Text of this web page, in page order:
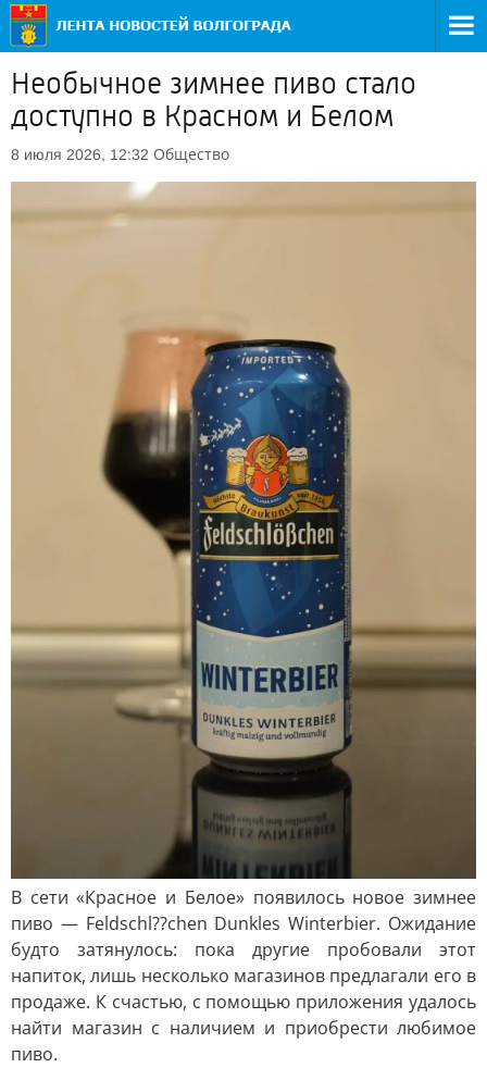
Необычное зимнее пиво стало
доступно в Красном и Белом
8 июля 2026, 12:32 Общество
В сети «Красное и Белое» появилось новое зимнее
пиво — Feldschl??chen Dunkles Winterbier. Ожидание
будто затянулось: пока другие пробовали этот
напиток, лишь несколько магазинов предлагали его в
продаже. К счастью, с помощью приложения удалось
найти магазин с наличием и приобрести любимое
пиво.